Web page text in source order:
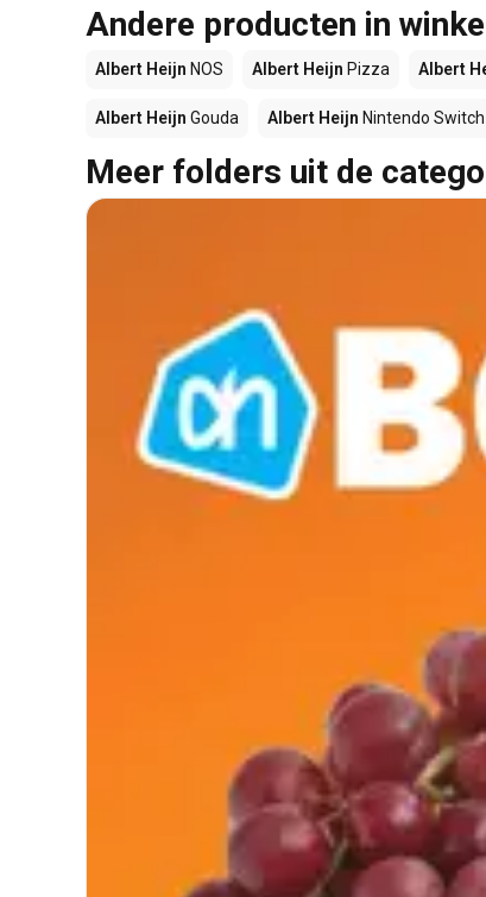
Andere producten in
Albert Heijn NOS Albert Heijn Pizza Albert
Albert Heijn Gouda Albert Heijn Nintendo Switch
Meer folders uit de